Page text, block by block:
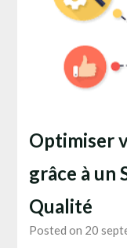
Optimiser
grâce à un
Qualité
Posted on 20